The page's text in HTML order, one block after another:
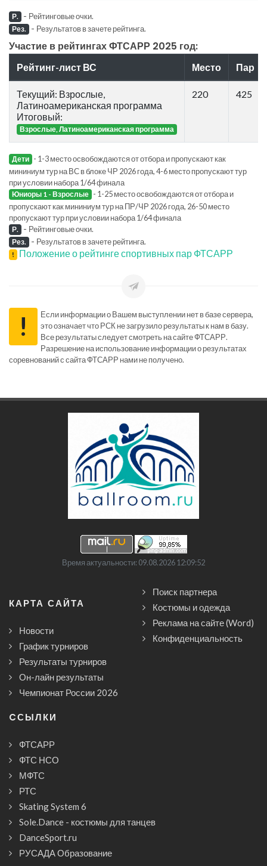
Р. - Рейтинговые очки.
Рез. - Результатов в зачете рейтинга.
Участие в рейтингах ФТСАРР 2025 год:
Рейтинг-лист ВС Место Пар
Текущий: Взрослые,
Латиноамериканская программа
Итоговый:
Взрослые, Латиноамериканская программа
220 425
Дети - 1-3 место освобождаются от отбора и пропускают как
мининиум тур на ВС в блоке ЧР 2026 года, 4-6 место пропускают тур
при условии набора 1/64 финала
Юниоры 1 - Взрослые - 1-25 место освобождаются от отбора и
пропускают как мининиум тур на ПР/ЧР 2026 года, 26-50 место
пропускают тур при условии набора 1/64 финала
Р. - Рейтинговые очки.
Рез. - Результатов в зачете рейтинга.
! Положение о рейтинге спортивных пар ФТСАРР
!
Если информации о Вашем выступлении нет в базе сервера,
это означает что РСК не загрузило результаты к нам в базу.
Все результаты следует смотреть на сайте ФТСАРР.
Разрешение на использование информации о результатах
соревнований с сайта ФТСАРР нами не получено.
Время актуальности: 09.08.2026 12:09:52
КАРТА САЙТА
Новости
График турниров
Результаты турниров
Он-лайн результаты
Чемпионат России 2026
Поиск партнера
Костюмы и одежда
Реклама на сайте (Word)
Конфиденциальность
CСЫЛКИ
ФТСАРР
ФТС НСО
МФТС
РТС
Skating System 6
Sole.Dance - костюмы для танцев
DanceSport.ru
РУСАДА Образование